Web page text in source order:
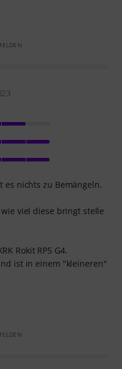
nichts zu Bemängeln.
viel diese bringt stelle
Rokit RP5 G4.
ist in einem "kleineren"